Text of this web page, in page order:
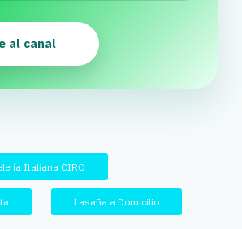
al canal
Italiana CIRO
Lasaña a Domicilio